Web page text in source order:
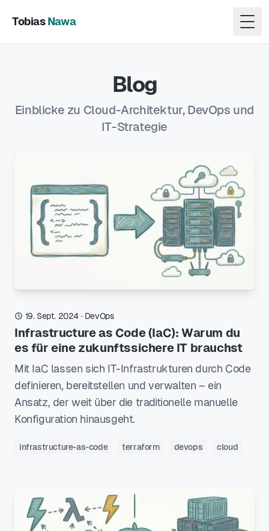
TobiasNawa
Blog
Einblicke zu Cloud-Architektur, DevOps und
IT-Strategie
19. Sept. 2024 · DevOps
Infrastructure as Code (IaC): Warum du
es für eine zukunftssichere IT brauchst
Mit IaC lassen sich IT-Infrastrukturen durch Code
definieren, bereitstellen und verwalten – ein
Ansatz, der weit über die traditionelle manuelle
Konfiguration hinausgeht.
infrastructure-as-code terraform devops cloud